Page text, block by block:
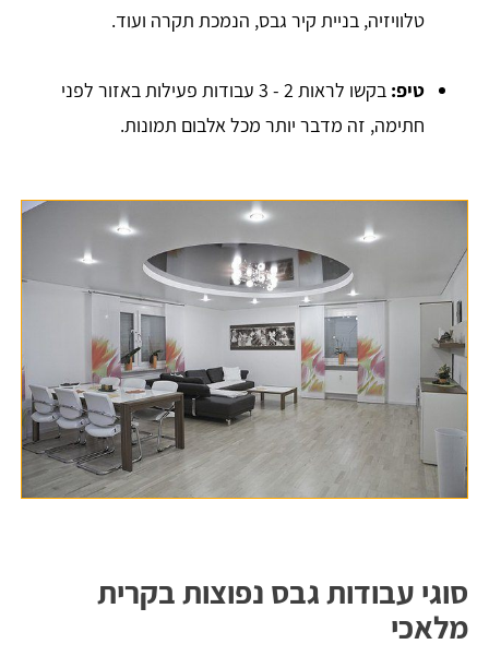
טלוויזיה, בניית קיר גבס, הנמכת תקרה ועוד.
טיפ:
בקשו לראות 2 - 3 עבודות פעילות באזור לפני
חתימה, זה מדבר יותר מכל אלבום תמונות.
סוגי עבודות גבס נפוצות בקרית
מלאכי